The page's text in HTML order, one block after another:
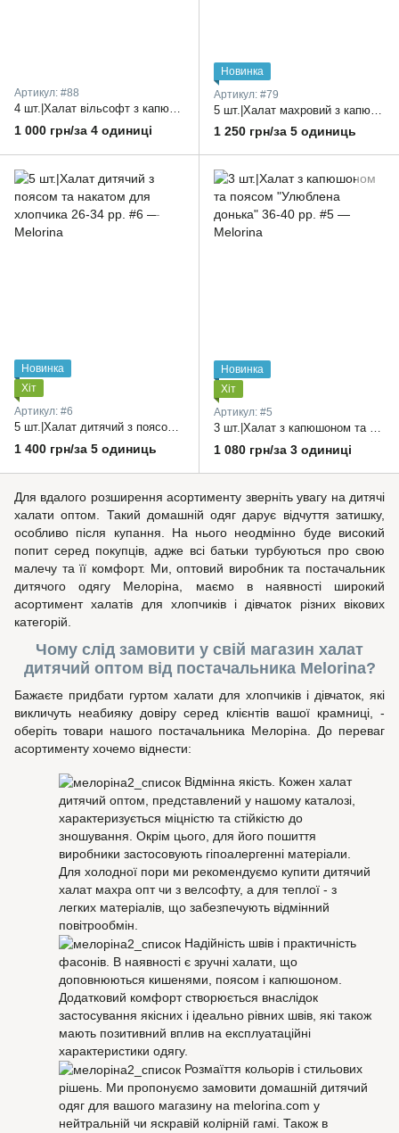
Артикул: #88
4 шт.|Халат вільсофт з капюшоном для дітей 28-34 рр.
1 000 грн/за 4 одиниці
Новинка
Артикул: #79
1 250 грн/за 5 одиниць
Новинка
Хіт
Артикул: #6
5 шт.|Халат дитячий з поясом та накатом для хлопчика 26-34 рр.
1 400 грн/за 5 одиниць
Новинка
Хіт
Артикул: #5
3 шт.|Халат з капюшоном та поясом "Улюблена донька" 36-40 рр.
1 080 грн/за 3 одиниці
Для вдалого розширення асортименту зверніть увагу на дитячі
халати оптом. Такий домашній одяг дарує відчуття затишку,
особливо після купання. На нього неодмінно буде високий
попит серед покупців, адже всі батьки турбуються про свою
малечу та її комфорт. Ми, оптовий виробник та постачальник
дитячого одягу Мелоріна, маємо в наявності широкий
асортимент халатів для хлопчиків і дівчаток різних вікових
категорій.
Чому слід замовити у свій магазин халат
дитячий оптом від постачальника Melorina?
Бажаєте придбати гуртом халати для хлопчиків і дівчаток, які
викличуть неабияку довіру серед клієнтів вашої крамниці, -
оберіть товари нашого постачальника Мелоріна. До переваг
асортименту хочемо віднести:
Відмінна якість. Кожен халат
дитячий оптом, представлений у нашому каталозі,
характеризується міцністю та стійкістю до
зношування. Окрім цього, для його пошиття
виробники застосовують гіпоалергенні матеріали.
Для холодної пори ми рекомендуємо купити дитячий
халат махра опт чи з велсофту, а для теплої - з
легких матеріалів, що забезпечують відмінний
повітрообмін.
Надійність швів і практичність
фасонів. В наявності є зручні халати, що
доповнюються кишенями, поясом і капюшоном.
Додатковий комфорт створюється внаслідок
застосування якісних і ідеально рівних швів, які також
мають позитивний вплив на експлуатаційні
характеристики одягу.
Розмаїття кольорів і стильових
рішень. Ми пропонуємо замовити домашній дитячий
одяг для вашого магазину на melorina.com у
нейтральній чи яскравій колірній гамі. Також в